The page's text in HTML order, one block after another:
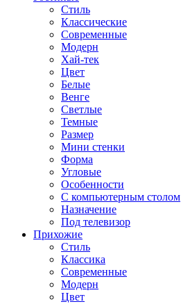
Стиль
Классические
Современные
Модерн
Хай-тек
Цвет
Белые
Венге
Светлые
Темные
Размер
Мини стенки
Форма
Угловые
Особенности
С компьютерным столом
Назначение
Под телевизор
Прихожие
Стиль
Классика
Современные
Модерн
Цвет